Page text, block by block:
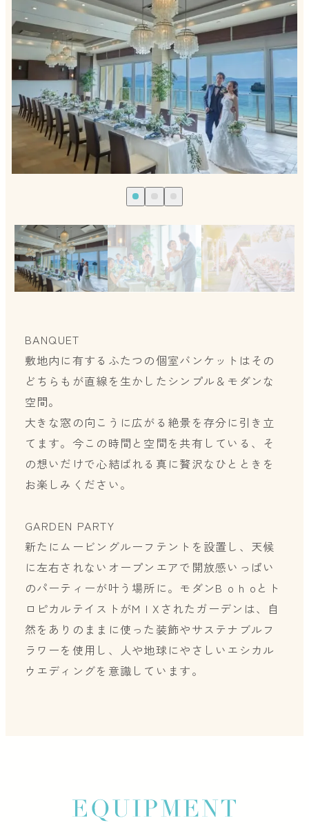
BANQUET
敷地内に有するふたつの個室バンケットはその
どちらもが直線を生かしたシンプル＆モダンな
空間。
大きな窓の向こうに広がる絶景を存分に引き立
てます。今この時間と空間を共有している、そ
の想いだけで心結ばれる真に贅沢なひとときを
お楽しみください。
GARDEN PARTY
新たにムービングルーフテントを設置し、天候
に左右されないオープンエアで開放感いっぱい
のパーティーが叶う場所に。モダンB o h oとト
ロピカルテイストがM I Xされたガーデンは、自
然をありのままに使った装飾やサステナブルフ
ラワーを使用し、人や地球にやさしいエシカル
ウエディングを意識しています。